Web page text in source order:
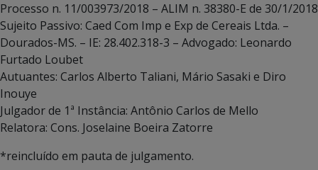
Processo n. 11/003973/2018 – ALIM n. 38380-E de 30/1/2018
Sujeito Passivo: Caed Com Imp e Exp de Cereais Ltda. –
Dourados-MS. – IE: 28.402.318-3 – Advogado: Leonardo
Furtado Loubet
Autuantes: Carlos Alberto Taliani, Mário Sasaki e Diro
Inouye
Julgador de 1ª Instância: Antônio Carlos de Mello
Relatora: Cons. Joselaine Boeira Zatorre
*reincluído em pauta de julgamento.